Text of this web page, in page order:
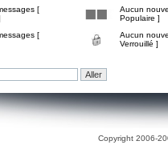
[
Aucun
Populaire ]
[
Aucun
Verrouillé ]
Copyright 2006-